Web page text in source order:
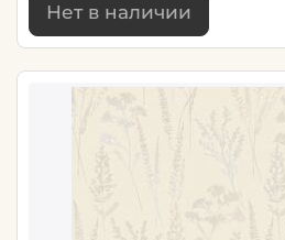
Нет в наличии